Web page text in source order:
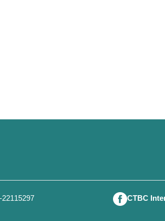
傳真：+886-2-22115297
CTBC